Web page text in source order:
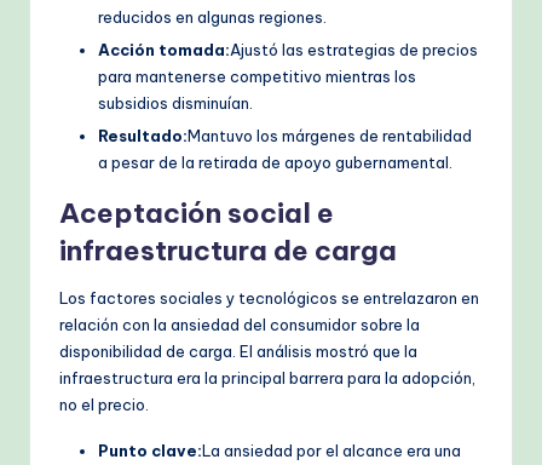
reducidos en algunas regiones.
Acción tomada:Ajustó las estrategias de precios
para mantenerse competitivo mientras los
subsidios disminuían.
Resultado:Mantuvo los márgenes de rentabilidad
a pesar de la retirada de apoyo gubernamental.
Aceptación social e
infraestructura de carga
Los factores sociales y tecnológicos se entrelazaron en
relación con la ansiedad del consumidor sobre la
disponibilidad de carga. El análisis mostró que la
infraestructura era la principal barrera para la adopción,
no el precio.
Punto clave:La ansiedad por el alcance era una